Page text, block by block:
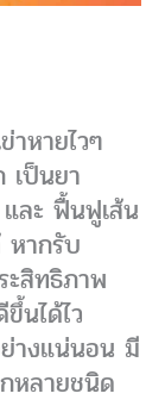
าหายไวๆ
เป็นยา
ละ ฟื้นฟูเส้น
หากรับ
สิทธิภาพ
นได้ไว
ย่างแน่นอน มี
หลายชนิด